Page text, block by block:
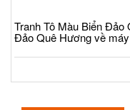
Tranh Tô Màu Biển Đảo
Đảo Quê Hương về